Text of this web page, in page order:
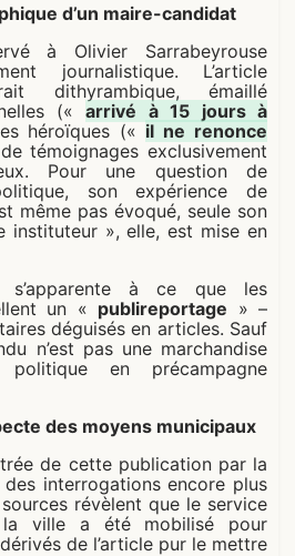
d’un maire-candidat
à Olivier Sarrabeyrouse
journalistique. L’article
dithyrambique, émaillé
(« arrivé à 15 jours à
héroïques (« il ne renonce
témoignages exclusivement
Pour une question de
son expérience de
même pas évoqué, seule son
instituteur », elle, est mise en
s’apparente à ce que les
un « publireportage » –
déguisés en articles. Sauf
n’est pas une marchandise
en précampagne
des moyens municipaux
de cette publication par la
interrogations encore plus
révèlent que le service
la ville a été mobilisé pour
de l’article pur le mettre